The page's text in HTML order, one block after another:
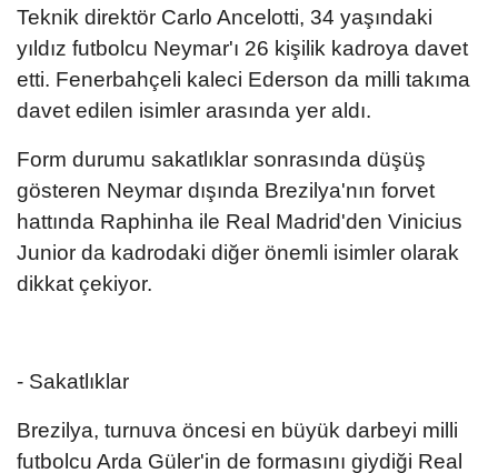
Teknik direktör Carlo Ancelotti, 34 yaşındaki
yıldız futbolcu Neymar'ı 26 kişilik kadroya davet
etti. Fenerbahçeli kaleci Ederson da milli takıma
davet edilen isimler arasında yer aldı.
Form durumu sakatlıklar sonrasında düşüş
gösteren Neymar dışında Brezilya'nın forvet
hattında Raphinha ile Real Madrid'den Vinicius
Junior da kadrodaki diğer önemli isimler olarak
dikkat çekiyor.
- Sakatlıklar
Brezilya, turnuva öncesi en büyük darbeyi milli
futbolcu Arda Güler'in de formasını giydiği Real